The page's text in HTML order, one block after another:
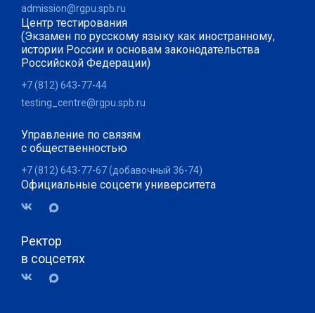
admission@rgpu.spb.ru
Центр тестирования
(Экзамен по русскому языку как иностранному,
истории России и основам законодательства
Российской Федерации)
+7 (812) 643-77-44
testing_centre@rgpu.spb.ru
Управление по связям
с общественностью
+7 (812) 643-77-67 (добавочный 36-74)
Официальные соцсети университета
Ректор
в соцсетях